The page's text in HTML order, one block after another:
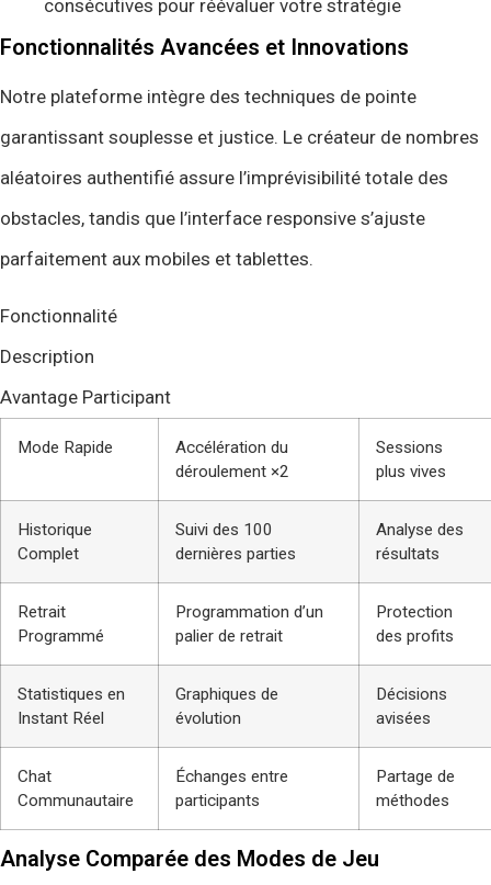
consécutives pour réévaluer votre stratégie
Fonctionnalités Avancées et Innovations
Notre plateforme intègre des techniques de pointe
garantissant souplesse et justice. Le créateur de nombres
aléatoires authentifié assure l’imprévisibilité totale des
obstacles, tandis que l’interface responsive s’ajuste
parfaitement aux mobiles et tablettes.
Fonctionnalité
Description
Avantage Participant
Mode Rapide
Accélération du
déroulement ×2
Sessions
plus vives
Historique
Complet
Suivi des 100
dernières parties
Analyse des
résultats
Retrait
Programmé
Programmation d’un
palier de retrait
Protection
des profits
Statistiques en
Instant Réel
Graphiques de
évolution
Décisions
avisées
Chat
Communautaire
Échanges entre
participants
Partage de
méthodes
Analyse Comparée des Modes de Jeu